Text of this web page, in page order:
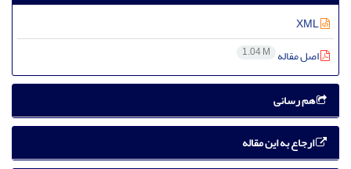
اصل مقاله 1.04 M
هم رسانی
ارجاع به این مقاله